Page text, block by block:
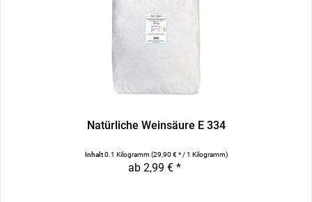
Natürliche Weinsäure E 334
Inhalt0.1 Kilogramm(29,90 € * / 1 Kilogramm)
ab 2,99 € *